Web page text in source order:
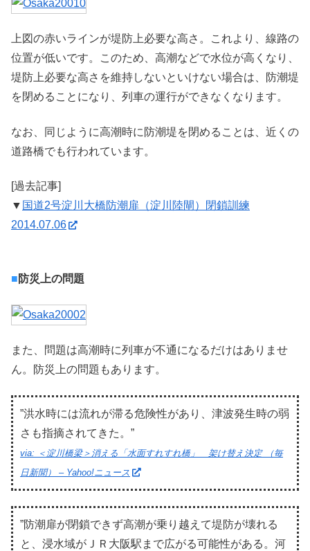
上図の赤いラインが堤防上必要な高さ。これより、線路の
位置が低いです。このため、高潮などで水位が高くなり、
堤防上必要な高さを維持しないといけない場合は、防潮堤
を閉めることになり、列車の運行ができなくなります。
なお、同じように高潮時に防潮堤を閉めることは、近くの
道路橋でも行われています。
[過去記事]
▼ 国道2号淀川大橋防潮扉（淀川陸閘）閉鎖訓練
2014.07.06
■ 防災上の問題
また、問題は高潮時に列車が不通になるだけはありませ
ん。防災上の問題もあります。
”洪水時には流れが滞る危険性があり、津波発生時の弱
さも指摘されてきた。”
via: ＜淀川橋梁＞消える「水面すれすれ橋」 架け替え決定 （毎
日新聞） – Yahoo!ニュース
”防潮扉が閉鎖できず高潮が乗り越えて堤防が壊れる
と、浸水域がＪＲ大阪駅まで広がる可能性がある。河